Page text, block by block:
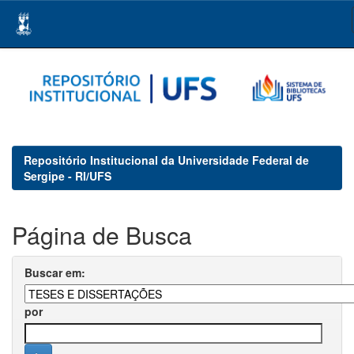
navigation
Repositório Institucional da Universidade Federal de
Sergipe - RI/UFS
Página de Busca
Buscar em:
por